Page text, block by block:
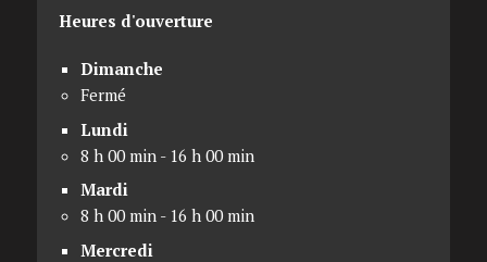
Heures d'ouverture
Dimanche
Fermé
Lundi
8 h 00 min - 16 h 00 min
Mardi
8 h 00 min - 16 h 00 min
Mercredi